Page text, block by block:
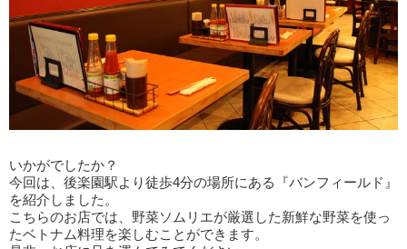
いかがでしたか？
今回は、後楽園駅より徒歩4分の場所にある『バンフィールド』
を紹介しました。
こちらのお店では、野菜ソムリエが厳選した新鮮な野菜を使っ
たベトナム料理を楽しむことができます。